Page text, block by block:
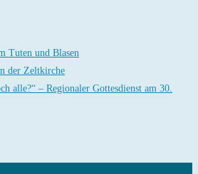
Tuten und Blasen
der Zeltkirche
alle?“ – Regionaler Gottesdienst am 30.